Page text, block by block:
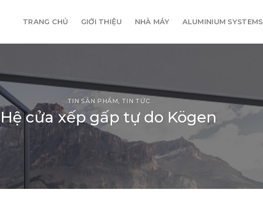
TRANG CHỦ GIỚI THIỆU NHÀ MÁY ALUMINIUM SYSTEMS
TIN SẢN PHẨM, TIN TỨC
Hệ cửa xếp gấp tự do Kögen